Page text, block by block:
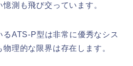
測も飛び交っています。
ATS-P型は非常に優秀なシス
理的な限界は存在します。